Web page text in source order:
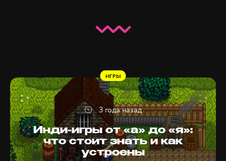
Инди-игры от «а» до «я»:
что стоит знать и как
устроены
ИГРЫ
3 года назад